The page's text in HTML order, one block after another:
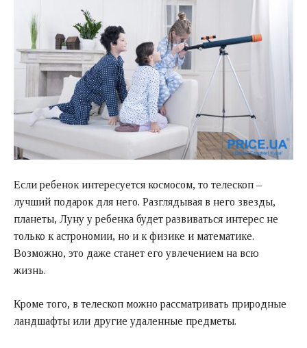
Если ребенок интересуется космосом, то телескоп –
лучший подарок для него. Разглядывая в него звезды,
планеты, Луну у ребенка будет развиваться интерес не
только к астрономии, но и к физике и математике.
Возможно, это даже станет его увлечением на всю
жизнь.
Кроме того, в телескоп можно рассматривать природные
ландшафты или другие удаленные предметы.